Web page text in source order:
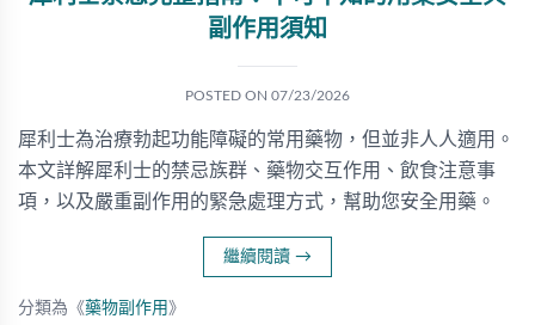
副作用須知
POSTED ON 07/23/2026
犀利士為治療勃起功能障礙的常用藥物，但並非人人適用。
本文詳解犀利士的禁忌族群、藥物交互作用、飲食注意事
項，以及嚴重副作用的緊急處理方式，幫助您安全用藥。
繼續閱讀 →
分類為《藥物副作用 》